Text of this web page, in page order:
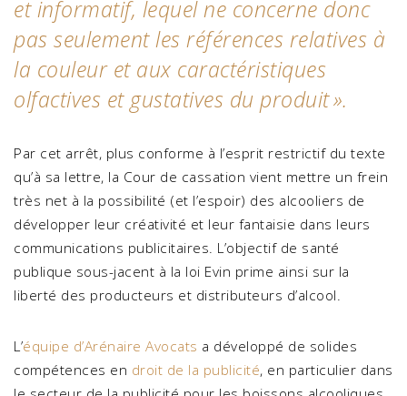
et informatif, lequel ne concerne donc
pas seulement les références relatives à
la couleur et aux caractéristiques
olfactives et gustatives du produit».
Par cet arrêt, plus conforme à l’esprit restrictif du texte
qu’à sa lettre, la Cour de cassation vient mettre un frein
très net à la possibilité (et l’espoir) des alcooliers de
développer leur créativité et leur fantaisie dans leurs
communications publicitaires. L’objectif de santé
publique sous-jacent à la loi Evin prime ainsi sur la
liberté des producteurs et distributeurs d’alcool.
L’équipe d’Arénaire Avocats a développé de solides
compétences en droit de la publicité, en particulier dans